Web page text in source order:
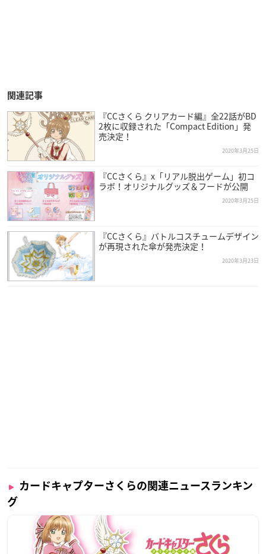
関連記事
『CCさくら クリアカード編』全22話がBD
2枚に収録された「Compact Edition」発
売決定！
2020年3月25日
『CCさくら』x「リアル脱出ゲーム」初コ
ラボ！オリジナルグッズ＆フードが公開
2020年3月25日
『CCさくら』バトルコスチュームデザイン
が再現された傘が発売決定！
2020年3月23日
カードキャプターさくらの関連ニュースランキン
グ